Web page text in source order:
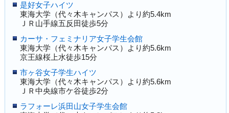
是好女子ハイツ
東海大学（代々木キャンパス）より約5.4km
ＪＲ山手線五反田徒歩5分
カーサ・フェミナリア女子学生会館
東海大学（代々木キャンパス）より約5.6km
京王線桜上水徒歩15分
市ヶ谷女子学生ハイツ
東海大学（代々木キャンパス）より約5.6km
ＪＲ中央線市ケ谷徒歩2分
ラフォーレ浜田山女子学生会館